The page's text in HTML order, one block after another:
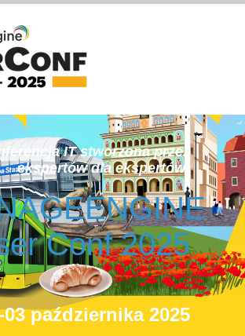
IT stworzona przez
ekspertów dla ekspertów!
Conf 2025
03 października 2025